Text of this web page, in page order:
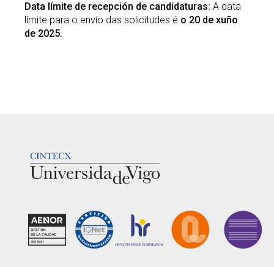
Data límite de recepción de candidaturas: A data
límite para o envío das solicitudes é o 20 de xuño
de 2025.